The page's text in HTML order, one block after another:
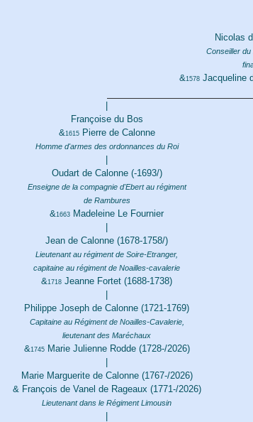
Nicolas
Conseiller
&1578Jacqueline
Françoise du Bos
&1615Pierre de Calonne
Homme d'armes des ordonnances du Roi
Oudart de Calonne (-1693/)
Enseigne de la compagnie d'Ebert au régiment
de Rambures
&1663 Madeleine Le Fournier
Jean de Calonne (1678-1758/)
Lieutenant au régiment de Soire-Etranger,
capitaine au régiment de Noailles-cavalerie
&1718 Jeanne Fortet (1688-1738)
Philippe Joseph de Calonne (1721-1769)
Capitaine au Régiment de Noailles-Cavalerie,
lieutenant des Maréchaux
&1745Marie Julienne Rodde (1728-/2026)
Marie Marguerite de Calonne (1767-/2026)
& François de Vanel de Rageaux (1771-/2026)
Lieutenant dans le Régiment Limousin